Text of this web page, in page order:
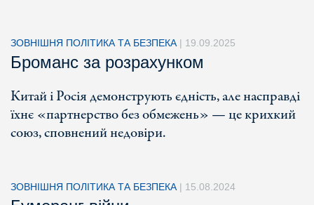
ЗОВНІШНЯ ПОЛІТИКА ТА БЕЗПЕКА | 19.09.2025
Броманс за розрахунком
Китай і Росія демонструють єдність, але насправді
їхнє «партнерство без обмежень» — це крихкий
союз, сповнений недовіри.
ЗОВНІШНЯ ПОЛІТИКА ТА БЕЗПЕКА | 15.08.2024